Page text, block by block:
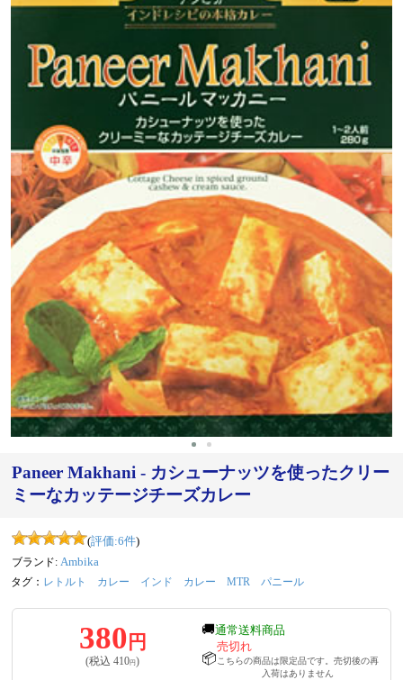
Paneer Makhani - カシューナッツを使ったクリー
ミーなカッテージチーズカレー
(評価:6件)
ブランド: Ambika
タグ： レトルト カレー インド カレー MTR パニール
380 円
(税込410円)
🚚通常送料商品
📦
売切れ
こちらの商品は限定品です。売切後の再
入荷はありません